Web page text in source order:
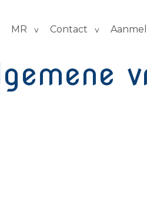
MR Contact